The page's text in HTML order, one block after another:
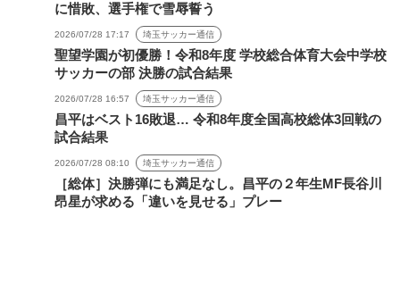
に惜敗、選手権で雪辱誓う
2026/07/28 17:17 埼玉サッカー通信
聖望学園が初優勝！令和8年度 学校総合体育大会中学校
サッカーの部 決勝の試合結果
2026/07/28 16:57 埼玉サッカー通信
昌平はベスト16敗退… 令和8年度全国高校総体3回戦の
試合結果
2026/07/28 08:10 埼玉サッカー通信
［総体］決勝弾にも満足なし。昌平の２年生MF長谷川
昂星が求める「違いを見せる」プレー